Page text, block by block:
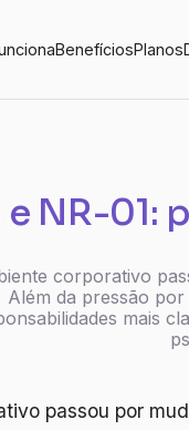
BenefíciosPlanos
NR-
corporativo
Além da pressão
mais
passou por